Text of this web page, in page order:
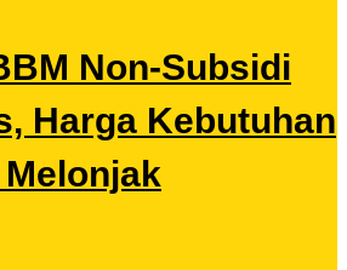
Non-Subsidi
Harga Kebutuhan